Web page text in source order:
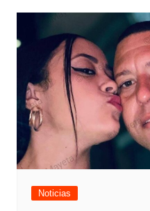
Noticias